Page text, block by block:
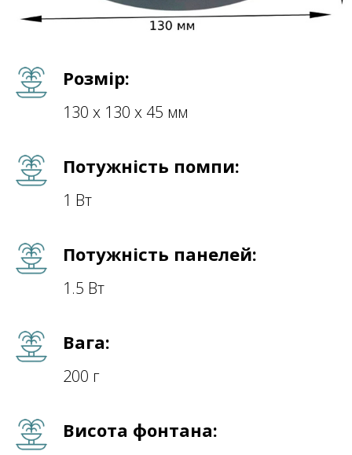
Розмір:
130 х 130 х 45 мм
Потужність помпи:
1 Вт
Потужність панелей:
1.5 Вт
Вага:
200 г
Висота фонтана: